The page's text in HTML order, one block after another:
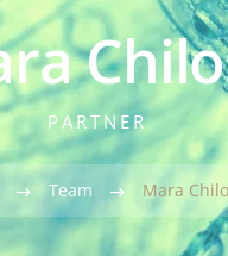
PARTNER
Team Mara